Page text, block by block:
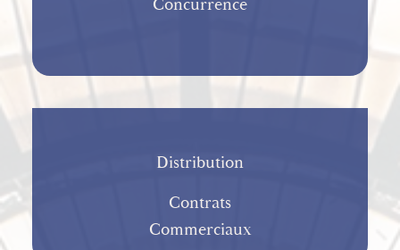
Distribution
Contrats
Commerciaux